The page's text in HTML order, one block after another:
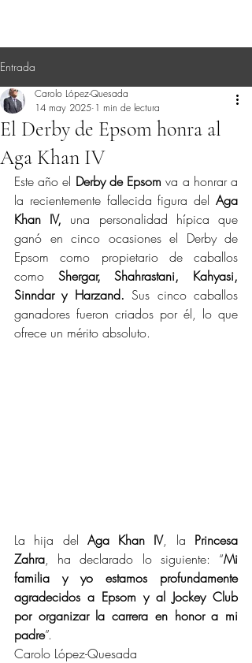
Entrada
El Derby de Epsom honra al
Aga Khan IV
Carolo López-Quesada
14 may 2025 1 min de lectura
Este año el Derby de Epsom va a honrar a
la recientemente fallecida figura del Aga
Khan IV, una personalidad hípica que
ganó en cinco ocasiones el Derby de
Epsom como propietario de caballos
como Shergar, Shahrastani, Kahyasi,
Sinndar y Harzand. Sus cinco caballos
ganadores fueron criados por él, lo que
ofrece un mérito absoluto.
La hija del Aga Khan IV, la Princesa
Zahra, ha declarado lo siguiente: “Mi
familia y yo estamos profundamente
agradecidos a Epsom y al Jockey Club
por organizar la carrera en honor a mi
padre”.
Carolo López-Quesada